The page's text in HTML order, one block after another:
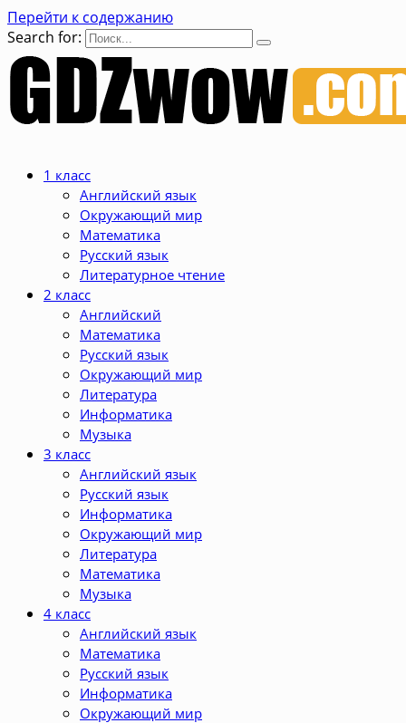
Перейти к содержанию
Search for:
1 класс
Английский язык
Окружающий мир
Математика
Русский язык
Литературное чтение
2 класс
Английский
Математика
Русский язык
Окружающий мир
Литература
Информатика
Музыка
3 класс
Английский язык
Русский язык
Информатика
Окружающий мир
Литература
Математика
Музыка
4 класс
Английский язык
Математика
Русский язык
Информатика
Окружающий мир